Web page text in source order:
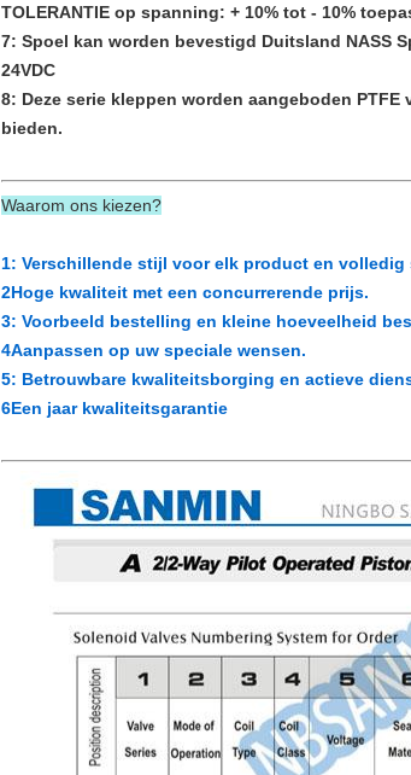
TOLERANTIE op spanning: + 10% tot - 10%
7: Spoel kan worden bevestigd Duitsland NASS
24VDC
8: Deze serie kleppen worden aangeboden
bieden.
Waarom ons kiezen?
1: Verschillende stijl voor elk product en
2Hoge kwaliteit met een concurrerende prijs.
3: Voorbeeld bestelling en kleine hoeveelheid
4Aanpassen op uw speciale wensen.
5: Betrouwbare kwaliteitsborging en actieve
6Een jaar kwaliteitsgarantie